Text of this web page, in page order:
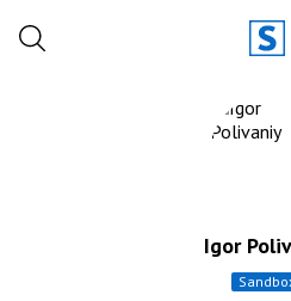
Igor